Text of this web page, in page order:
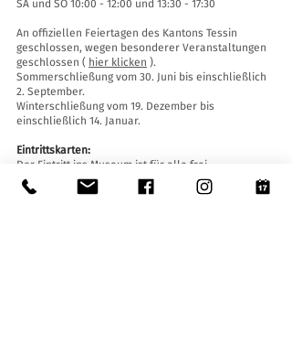
SA und SO 10:00 - 12:00 und 13:30 - 17:30
An offiziellen Feiertagen des Kantons Tessin
geschlossen, wegen besonderer Veranstaltungen
geschlossen ( hier klicken ).
Sommerschließung vom 30. Juni bis einschließlich
2. September.
Winterschließung vom 19. Dezember bis
einschließlich 14. Januar.
Eintrittskarten:
Der Eintritt ins Museum ist für alle frei.
Zugänglichkeit: